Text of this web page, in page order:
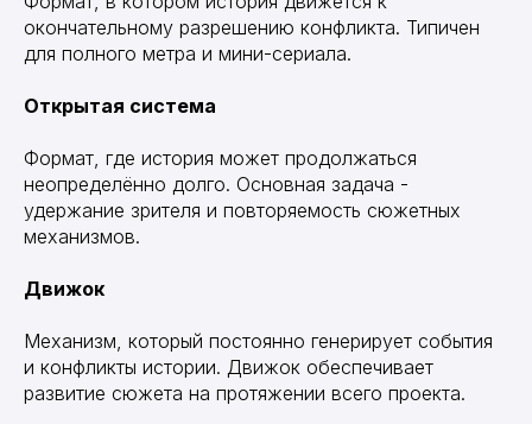
окончательному разрешению конфликта. Типичен
для полного метра и мини-сериала.
Открытая система
Формат, где история может продолжаться
неопределённо долго. Основная задача -
удержание зрителя и повторяемость сюжетных
механизмов.
Движок
Механизм, который постоянно генерирует события
и конфликты истории. Движок обеспечивает
развитие сюжета на протяжении всего проекта.